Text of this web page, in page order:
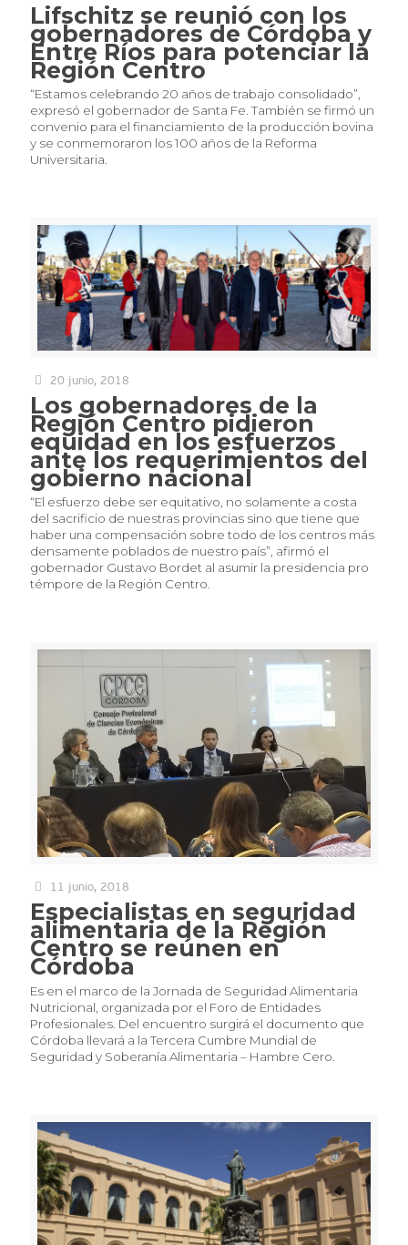
Lifschitz se reunió con los
gobernadores de Córdoba y
Entre Ríos para potenciar la
Región Centro
“Estamos celebrando 20 años de trabajo consolidado”,
expresó el gobernador de Santa Fe. También se firmó un
convenio para el financiamiento de la producción bovina
y se conmemoraron los 100 años de la Reforma
Universitaria.
20 junio, 2018
Los gobernadores de la
Región Centro pidieron
equidad en los esfuerzos
ante los requerimientos del
gobierno nacional
“El esfuerzo debe ser equitativo, no solamente a costa
del sacrificio de nuestras provincias sino que tiene que
haber una compensación sobre todo de los centros más
densamente poblados de nuestro país”, afirmó el
gobernador Gustavo Bordet al asumir la presidencia pro
témpore de la Región Centro.
11 junio, 2018
Especialistas en seguridad
alimentaria de la Región
Centro se reúnen en
Córdoba
Es en el marco de la Jornada de Seguridad Alimentaria
Nutricional, organizada por el Foro de Entidades
Profesionales. Del encuentro surgirá el documento que
Córdoba llevará a la Tercera Cumbre Mundial de
Seguridad y Soberanía Alimentaria – Hambre Cero.